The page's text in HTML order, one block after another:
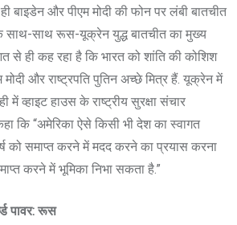
बाइडेन और पीएम मोदी की फोन पर लंबी बातचीत
साथ-साथ रूस-यूक्रेन युद्ध बातचीत का मुख्य
से ही कह रहा है कि भारत को शांति की कोशिश
मोदी और राष्ट्रपति पुतिन अच्छे मित्र हैं. यूक्रेन में
में व्हाइट हाउस के राष्ट्रीय सुरक्षा संचार
कि “अमेरिका ऐसे किसी भी देश का स्वागत
को समाप्त करने में मदद करने का प्रयास करना
करने में भूमिका निभा सकता है.”
पावर: रूस